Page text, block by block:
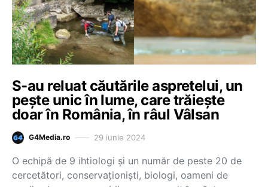
S-au reluat căutările aspretelui, un
pește unic în lume, care trăiește
doar în România, în râul Vâlsan
G4Media.ro 29 iunie 2024
O echipă de 9 ihtiologi și un număr de peste 20 de
cercetători, conservaționiști, biologi, oameni de